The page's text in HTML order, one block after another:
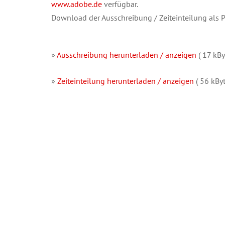
www.adobe.de verfügbar.
Download der Ausschreibung / Zeiteinteilung als
» Ausschreibung herunterladen / anzeigen ( 17
» Zeiteinteilung herunterladen / anzeigen ( 56